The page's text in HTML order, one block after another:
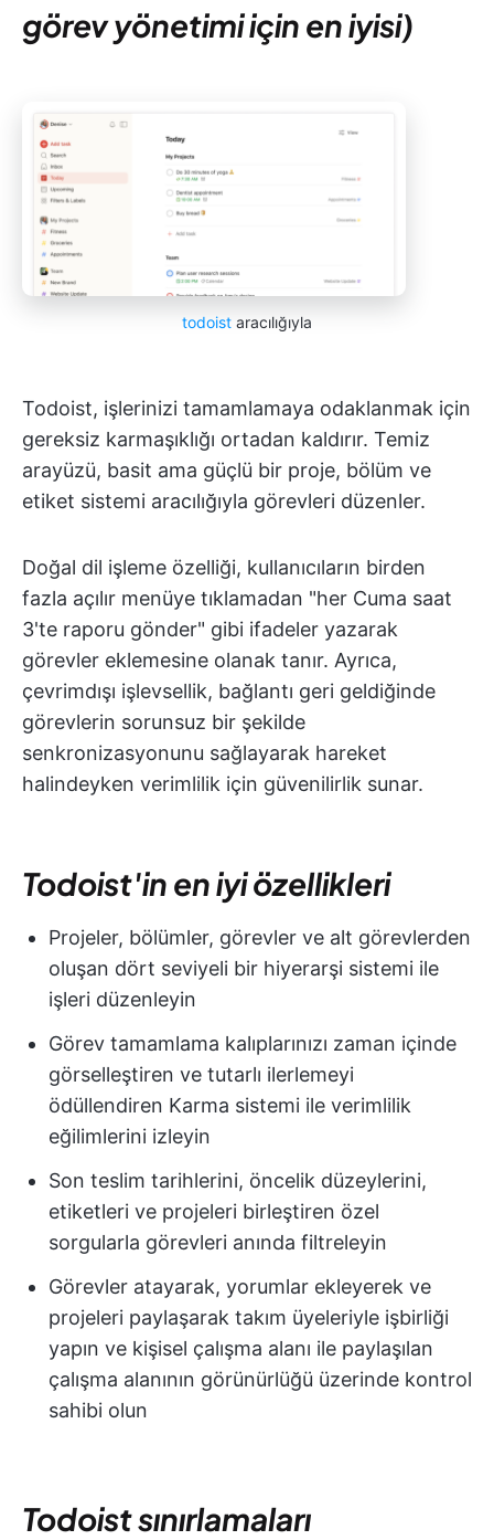
görev yönetimi için en iyisi)
todoist aracılığıyla
Todoist, işlerinizi tamamlamaya odaklanmak için
gereksiz karmaşıklığı ortadan kaldırır. Temiz
arayüzü, basit ama güçlü bir proje, bölüm ve
etiket sistemi aracılığıyla görevleri düzenler.
Doğal dil işleme özelliği, kullanıcıların birden
fazla açılır menüye tıklamadan "her Cuma saat
3'te raporu gönder" gibi ifadeler yazarak
görevler eklemesine olanak tanır. Ayrıca,
çevrimdışı işlevsellik, bağlantı geri geldiğinde
görevlerin sorunsuz bir şekilde
senkronizasyonunu sağlayarak hareket
halindeyken verimlilik için güvenilirlik sunar.
Todoist'in en iyi özellikleri
Projeler, bölümler, görevler ve alt görevlerden
oluşan dört seviyeli bir hiyerarşi sistemi ile
işleri düzenleyin
Görev tamamlama kalıplarınızı zaman içinde
görselleştiren ve tutarlı ilerlemeyi
ödüllendiren Karma sistemi ile verimlilik
eğilimlerini izleyin
Son teslim tarihlerini, öncelik düzeylerini,
etiketleri ve projeleri birleştiren özel
sorgularla görevleri anında filtreleyin
Görevler atayarak, yorumlar ekleyerek ve
projeleri paylaşarak takım üyeleriyle işbirliği
yapın ve kişisel çalışma alanı ile paylaşılan
çalışma alanının görünürlüğü üzerinde kontrol
sahibi olun
Todoist sınırlamaları